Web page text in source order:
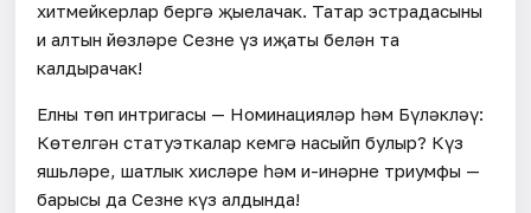
хитмейкерлар бергә җыелачак. Татар эстрадасының
иң алтын йөзләре Сезне үз иҗаты белән таң
калдырачак!
Елның төп интригасы — Номинацияләр һәм Бүләкләү:
Көтелгән статуэткалар кемгә насыйп булыр? Күз
яшьләре, шатлык хисләре һәм иң-иңнәрнең триумфы —
барысы да Сезнең күз алдында!